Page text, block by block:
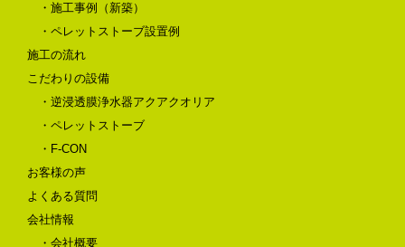
・施工事例（新築）
・ペレットストーブ設置例
施工の流れ
こだわりの設備
・逆浸透膜浄水器アクアクオリア
・ペレットストーブ
・F-CON
お客様の声
よくある質問
会社情報
・会社概要